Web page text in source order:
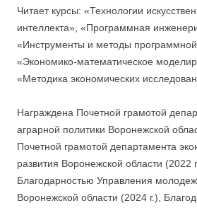
Читает курсы: «Технологии
интеллекта», «Программная
«Инструменты и методы
«Экономико-математическое
«Методика экономических
Награждена Почетной грамотой
аграрной политики Воронежской
Почетной грамотой департамента
развития Воронежской области (2022
Благодарностью Управления
Воронежской области (2024 г.),